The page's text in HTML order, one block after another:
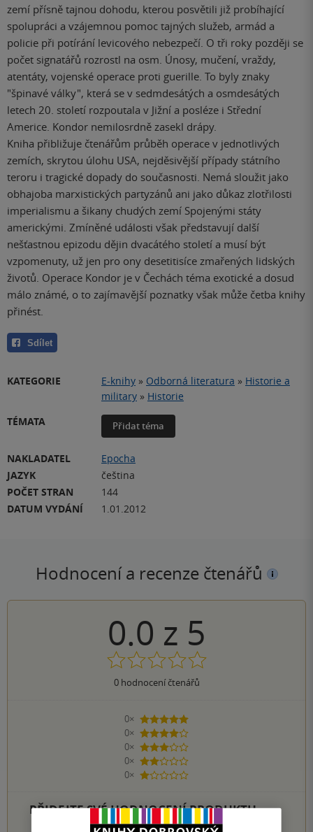
zemí přísně tajnou dohodu, kterou posvětili již probíhající
spolupráci a vzájemnou pomoc tajných služeb, armád a
policie při potírání levicového nebezpečí. O tři roky později se
počet signatářů rozrostl na osm. Únosy, mučení, vraždy,
atentáty, vojenské operace proti guerille. To byly znaky
"špinavé války", která se v sedmdesátých a osmdesátých
letech 20. století rozpoutala v Jižní a posléze i Střední
Americe. Kondor nemilosrdně zasekl drápy.
Kniha přibližuje čtenářům průběh operace v jednotlivých
zemích, skrytou úlohu USA, nejděsivější případy státního
teroru i tragické dopady do současnosti. Nemá sloužit jako
obhajoba marxistických partyzánů ani jako důkaz zlotřilosti
imperialismu a šikany chudých zemí Spojenými státy
americkými. Zmíněné události však představují další
nešťastnou epizodu dějin dvacátého století a musí být
vzpomenuty, už jen pro ony desetitisíce zmařených lidských
životů. Operace Kondor je v Čechách téma exotické a dosud
málo známé, o to zajímavější poznatky však může četba knihy
přinést.
Sdílet
KATEGORIE E-knihy » Odborná literatura » Historie a
military » Historie
TÉMATA
Přidat téma
NAKLADATEL
Epocha
JAZYK
čeština
POČET STRAN
144
DATUM VYDÁNÍ
1.01.2012
Hodnocení a recenze čtenářů
0.0 z 5
0hodnocení čtenářů
0×
5 hvězdiček
0×
4 hvězdičky
0×
3 hvězdičky
0×
2 hvězdičky
0×
1 hvezdička
PŘIDEJTE SVÉ HODNOCENÍ PRODUKTU